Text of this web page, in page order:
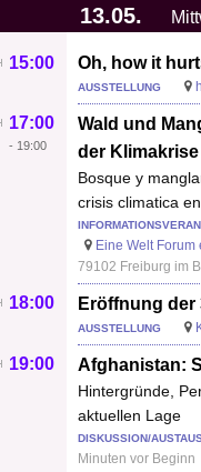
13.05.
Oh, how it
15:00
AUSSTELLUNG
Wald und
der
Bosque y
crisis climatica
17:00
- 19:00
Eine Welt Forum
79102 Freiburg im
Eröffnung der
18:00
AUSSTELLUNG
Afghanistan:
Hintergründe,
aktuellen Lage
19:00
DISKUSSION/
Minuten vor Beginn